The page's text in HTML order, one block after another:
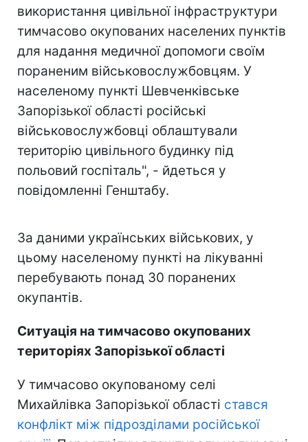
використання цивільної інфраструктури
тимчасово окупованих населених пунктів
для надання медичної допомоги своїм
пораненим військовослужбовцям. У
населеному пункті Шевченківське
Запорізької області російські
військовослужбовці облаштували
територію цивільного будинку під
польовий госпіталь", - йдеться у
повідомленні Генштабу.
Video
За даними українських військових, у
цьому населеному пункті на лікуванні
перебувають понад 30 поранених